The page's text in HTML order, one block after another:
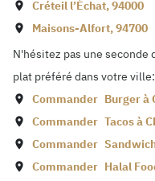
Créteil l’Échat,94000
Maisons-Alfort,94700
N'hésitez pas une seconde
plat préféré dans votre ville:
Commander Burger à
Commander Tacos à
Commander
Commander Halal